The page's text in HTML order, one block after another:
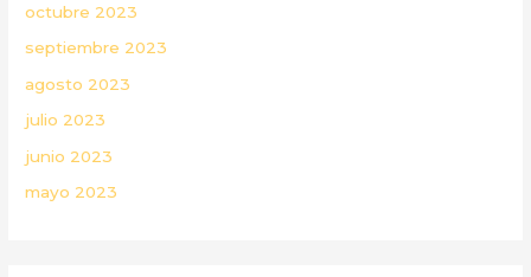
octubre 2023
septiembre 2023
agosto 2023
julio 2023
junio 2023
mayo 2023